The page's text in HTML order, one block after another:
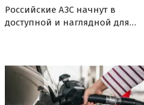
Российские АЗС начнут в
доступной и наглядной для
отпускаемого топлива. Это
позволит автовладельцам
осознанно выбрать топливо